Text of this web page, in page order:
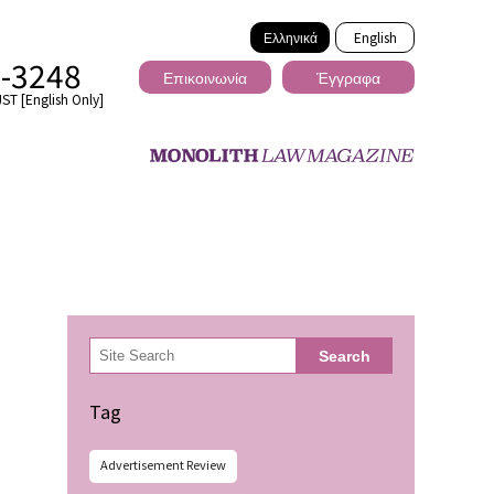
Ελληνικά English
3248
[English Only]
Επικοινωνία Έγγραφα
検
索 Search
Tag
Advertisement Review